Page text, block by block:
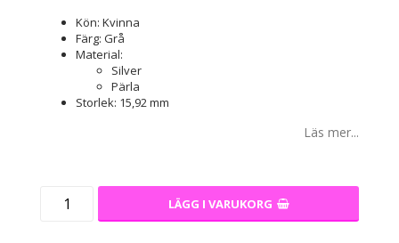
Kön: Kvinna
Färg: Grå
Material:
Silver
Pärla
Storlek: 15,92 mm
Läs mer...
LÄGG I VARUKORG